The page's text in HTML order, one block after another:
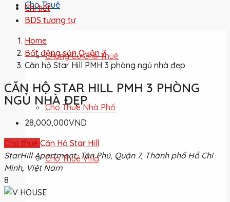
Cho Thuê
Chung Cư Cho Thuê
Cho Thuê Nhà Phố
Cho Thuê Villa
Chi tiết
BDS tương tự
Home
Bất động sản Quận 7
Căn hộ Star Hill PMH 3 phòng ngủ nhà đẹp
CĂN HỘ STAR HILL PMH 3 PHÒNG
NGỦ NHÀ ĐẸP
28,000,000VND
Cho thuê Căn Hộ Star Hill
StarHill Apartment, Tân Phú, Quận 7, Thành phố Hồ Chí
Minh, Việt Nam
8